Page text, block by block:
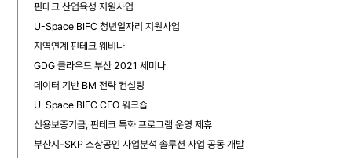
핀테크 산업육성 지원사업
U-Space BIFC 청년일자리 지원사업
지역연계 핀테크 웨비나
GDG 클라우드 부산 2021 세미나
데이터 기반 BM 전략 컨설팅
U-Space BIFC CEO 워크숍
신용보증기금, 핀테크 특화 프로그램 운영 제휴
부산시-SKP 소상공인 사업분석 솔루션 사업 공동 개발